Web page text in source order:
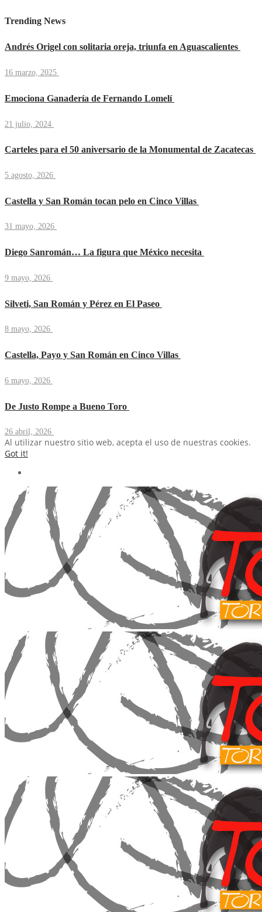
Trending News
Andrés Origel con solitaria oreja, triunfa en Aguascalientes
16 marzo, 2025
Emociona Ganadería de Fernando Lomelí
21 julio, 2024
Carteles para el 50 aniversario de la Monumental de Zacatecas
5 agosto, 2026
Castella y San Román tocan pelo en Cinco Villas
31 mayo, 2026
Diego Sanromán… La figura que México necesita
9 mayo, 2026
Silveti, San Román y Pérez en El Paseo
8 mayo, 2026
Castella, Payo y San Román en Cinco Villas
6 mayo, 2026
De Justo Rompe a Bueno Toro
26 abril, 2026
Al utilizar nuestro sitio web, acepta el uso de nuestras cookies.
Got it!